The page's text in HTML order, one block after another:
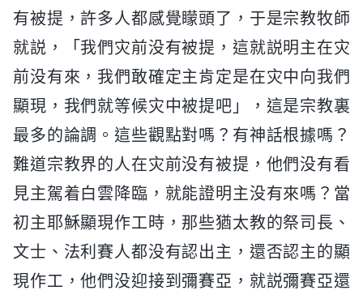
有被提，許多人都感覺矇頭了，于是宗教牧師
就説，「我們灾前没有被提，這就説明主在灾
前没有來，我們敢確定主肯定是在灾中向我們
顯現，我們就等候灾中被提吧」，這是宗教裏
最多的論調。這些觀點對嗎？有神話根據嗎？
難道宗教界的人在灾前没有被提，他們没有看
見主駕着白雲降臨，就能證明主没有來嗎？當
初主耶穌顯現作工時，那些猶太教的祭司長、
文士、法利賽人都没有認出主，還否認主的顯
現作工，他們没迎接到彌賽亞，就説彌賽亞還